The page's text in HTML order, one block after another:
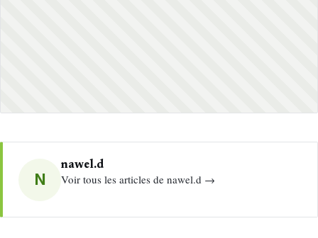
N
nawel.d
Voir tous les articles de nawel.d →